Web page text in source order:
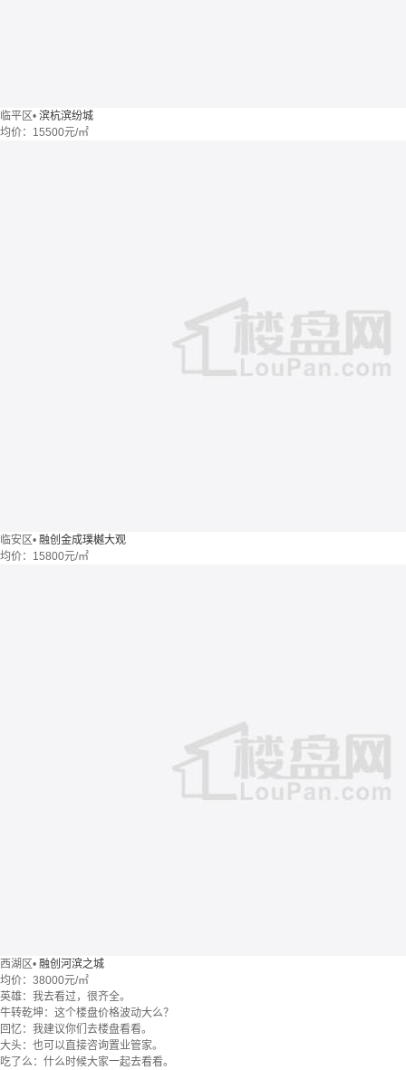
临平区• 滨杭滨纷城
均价： 15500元/㎡
临安区• 融创金成璞樾大观
均价： 15800元/㎡
西湖区• 融创河滨之城
均价： 38000元/㎡
英雄：我去看过，很齐全。
牛转乾坤：这个楼盘价格波动大么？
回忆：我建议你们去楼盘看看。
大头：也可以直接咨询置业管家。
吃了么：什么时候大家一起去看看。